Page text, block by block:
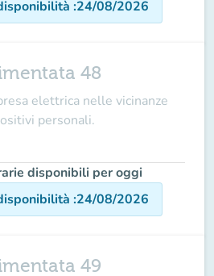
:24/08/2026
48
elettrica nelle vicinanze
personali.
disponibili per oggi
:24/08/2026
49